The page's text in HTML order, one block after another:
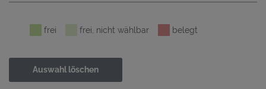
frei frei, nicht wählbar belegt
Auswahl löschen